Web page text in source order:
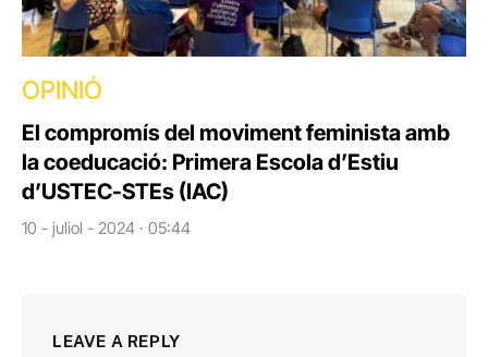
OPINIÓ
El compromís del moviment feminista amb
la coeducació: Primera Escola d’Estiu
d’USTEC-STEs (IAC)
10 - juliol - 2024 · 05:44
LEAVE A REPLY